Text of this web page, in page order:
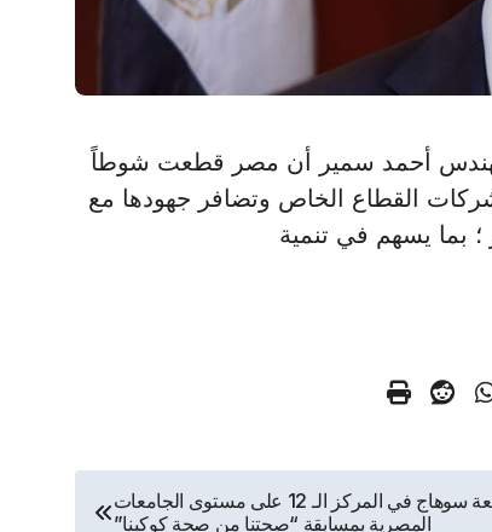
المهندس أحمد سمير أن مصر قطعت شوطاً
القطاع الخاص وتضافر جهودها مع
بما يسهم في تنمية
جامعة سوهاج في المركز الـ 12 على مستوى الجامعات
المصرية بمسابقة “صحتنا من صحة كوكبنا”